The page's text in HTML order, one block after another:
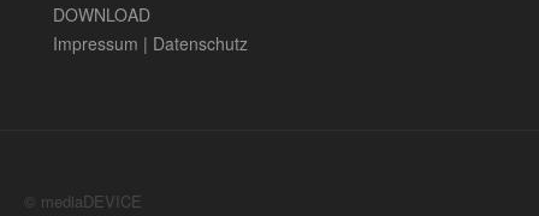
DOWNLOAD
Impressum | Datenschutz
© mediaDEVICE